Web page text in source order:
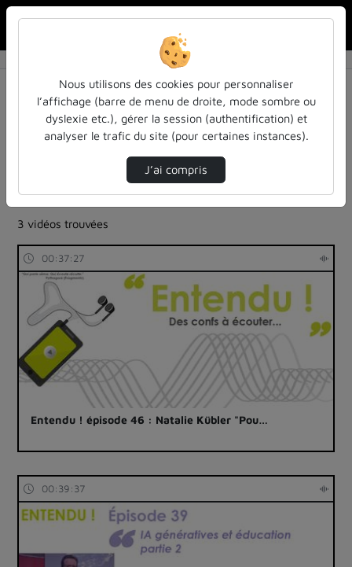
Résultats de la recherche
Filtres actifs (cliquer pour en retirer) :
Français
colloques-et-conferences
entendu-des-confs-a-ecouter
ia-lintelligence-artificielle-approches-et-usages-a-
luniversite
3 vidéos trouvées
00:37:27
Entendu ! épisode 46 : Natalie Kübler "Pou…
00:39:37
Nous utilisons des cookies pour personnaliser
l’affichage (barre de menu de droite, mode sombre ou
dyslexie etc.), gérer la session (authentification) et
analyser le trafic du site (pour certaines instances).
J’ai compris